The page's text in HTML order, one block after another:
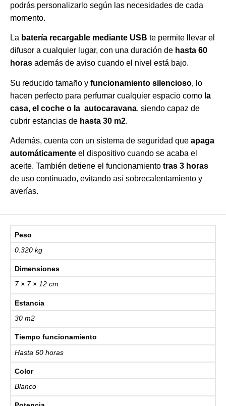
podrás personalizarlo según las necesidades de cada
momento.
La batería recargable mediante USB te permite llevar el
difusor a cualquier lugar, con una duración de hasta 60
horas además de aviso cuando el nivel está bajo.
Su reducido tamaño y funcionamiento silencioso, lo
hacen perfecto para perfumar cualquier espacio como la
casa, el coche o la autocaravana, siendo capaz de
cubrir estancias de hasta 30 m2.
Además, cuenta con un sistema de seguridad que apaga
automáticamente el dispositivo cuando se acaba el
aceite. También detiene el funcionamiento tras 3 horas
de uso continuado, evitando así sobrecalentamiento y
averías.
Peso
0.320 kg
Dimensiones
7 × 7 × 12 cm
Estancia
30 m2
Tiempo funcionamiento
Hasta 60 horas
Color
Blanco